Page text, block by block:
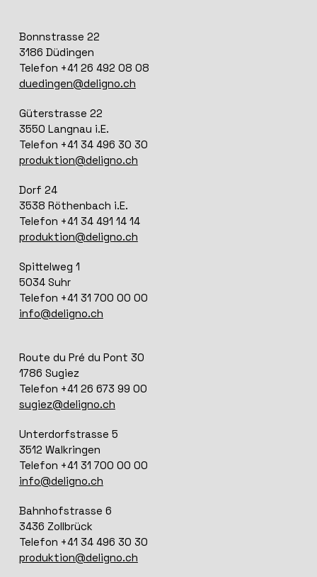
Bonnstrasse 22
3186 Düdingen
Telefon +41 26 492 08 08
duedingen@deligno.ch
Güterstrasse 22
3550 Langnau i.E.
Telefon +41 34 496 30 30
produktion@deligno.ch
Dorf 24
3538 Röthenbach i.E.
Telefon +41 34 491 14 14
produktion@deligno.ch
Spittelweg 1
5034 Suhr
Telefon +41 31 700 00 00
info@deligno.ch
Route du Pré du Pont 30
1786 Sugiez
Telefon +41 26 673 99 00
sugiez@deligno.ch
Unterdorfstrasse 5
3512 Walkringen
Telefon +41 31 700 00 00
info@deligno.ch
Bahnhofstrasse 6
3436 Zollbrück
Telefon +41 34 496 30 30
produktion@deligno.ch